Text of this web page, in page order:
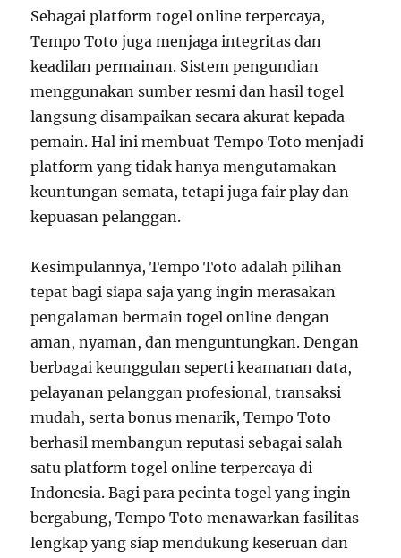
Sebagai platform togel online terpercaya,
Tempo Toto juga menjaga integritas dan
keadilan permainan. Sistem pengundian
menggunakan sumber resmi dan hasil togel
langsung disampaikan secara akurat kepada
pemain. Hal ini membuat Tempo Toto menjadi
platform yang tidak hanya mengutamakan
keuntungan semata, tetapi juga fair play dan
kepuasan pelanggan.
Kesimpulannya, Tempo Toto adalah pilihan
tepat bagi siapa saja yang ingin merasakan
pengalaman bermain togel online dengan
aman, nyaman, dan menguntungkan. Dengan
berbagai keunggulan seperti keamanan data,
pelayanan pelanggan profesional, transaksi
mudah, serta bonus menarik, Tempo Toto
berhasil membangun reputasi sebagai salah
satu platform togel online terpercaya di
Indonesia. Bagi para pecinta togel yang ingin
bergabung, Tempo Toto menawarkan fasilitas
lengkap yang siap mendukung keseruan dan